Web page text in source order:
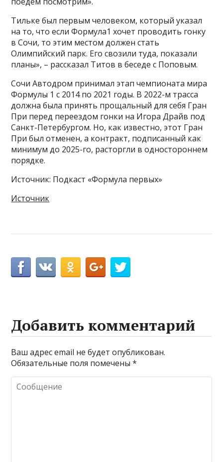
Тильке был первым человеком, который указал
на то, что если Формула1 хочет проводить гонку
в Сочи, то этим местом должен стать
Олимпийский парк. Его свозили туда, показали
планы», – рассказал Титов в беседе с Поповым.
Сочи Автодром принимал этап чемпионата мира
Формулы 1 с 2014 по 2021 годы. В 2022-м трасса
должна была принять прощальный для себя Гран
При перед переездом гонки на Игора Драйв под
Санкт-Петербургом. Но, как известно, этот Гран
При был отменен, а контракт, подписанный как
минимум до 2025-го, расторгли в одностороннем
порядке.
Источник: Подкаст «Формула первых»
Источник
Добавить комментарий
Ваш адрес email не будет опубликован.
Обязательные поля помечены*